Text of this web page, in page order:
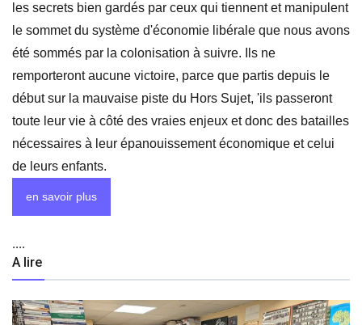
les secrets bien gardés par ceux qui tiennent et manipulent
le sommet du système d'économie libérale que nous avons
été sommés par la colonisation à suivre. Ils ne
remporteront aucune victoire, parce que partis depuis le
début sur la mauvaise piste du Hors Sujet, 'ils passeront
toute leur vie à côté des vraies enjeux et donc des batailles
nécessaires à leur épanouissement économique et celui
de leurs enfants.
en savoir plus
....
A lire